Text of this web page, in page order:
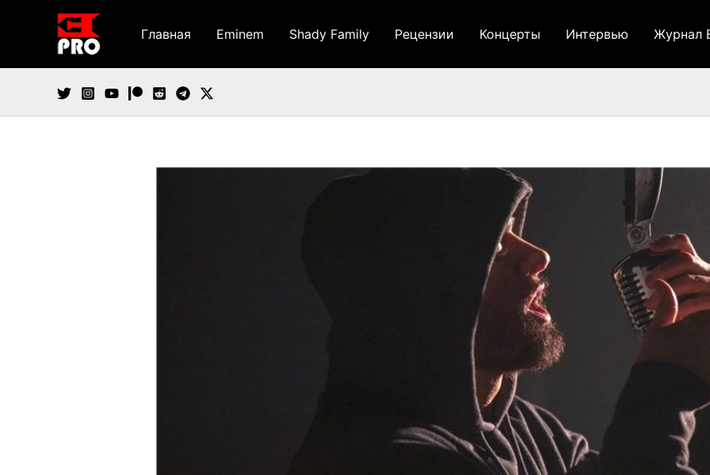
содержимому
Главная Eminem Shady Family Рецензии Концерты Интервью Журнал